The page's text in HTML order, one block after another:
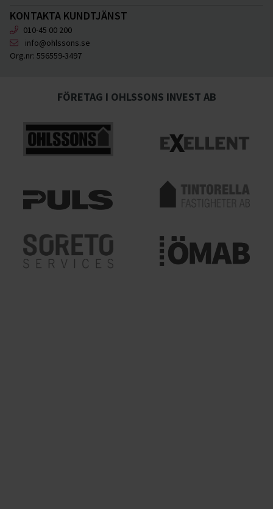
KONTAKTA KUNDTJÄNST
010-45 00 200
info@ohlssons.se
Org.nr: 556559-3497
FÖRETAG I OHLSSONS INVEST AB